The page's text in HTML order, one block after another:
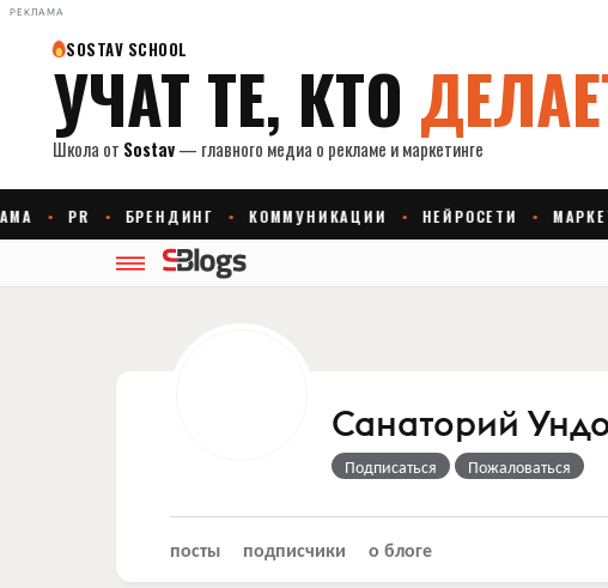
РЕКЛАМА
Санаторий
Подписаться Пожаловаться
посты подписчики о блоге